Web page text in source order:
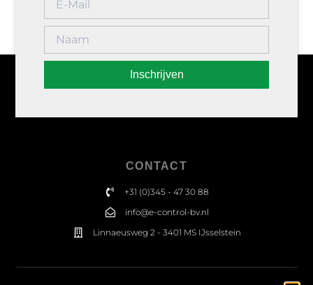
Inschrijven
CONTACT
+31 (0)345 - 47 30 88
info@e-control-bv.nl
Linnaeusweg 2 - 3401 MS IJsselstein